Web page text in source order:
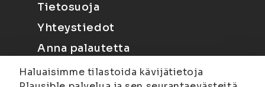
Tietosuoja
Yhteystiedot
Anna palautetta
Haluaisimme tilastoida kävijätietoja